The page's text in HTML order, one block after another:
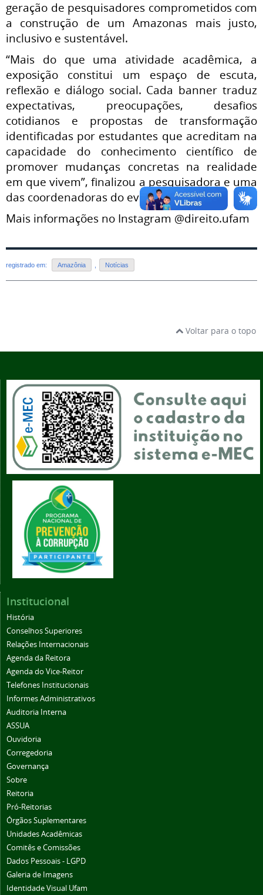
geração de pesquisadores comprometidos com
a construção de um Amazonas mais justo,
inclusivo e sustentável.
“Mais do que uma atividade acadêmica, a
exposição constitui um espaço de escuta,
reflexão e diálogo social. Cada banner traduz
expectativas, preocupações, desafios
cotidianos e propostas de transformação
identificadas por estudantes que acreditam na
capacidade do conhecimento científico de
promover mudanças concretas na realidade
em que vivem”, finalizou a pesquisadora e uma
das coordenadoras do evento.
Mais informações no Instagram @direito.ufam
registrado em: Amazônia Notícias
Voltar para o topo
Institucional
História
Conselhos Superiores
Relações Internacionais
Agenda da Reitora
Agenda do Vice-Reitor
Telefones Institucionais
Informes Administrativos
Auditoria Interna
ASSUA
Ouvidoria
Corregedoria
Governança
Sobre
Reitoria
Pró-Reitorias
Órgãos Suplementares
Unidades Acadêmicas
Comitês e Comissões
Dados Pessoais - LGPD
Galeria de Imagens
Identidade Visual Ufam